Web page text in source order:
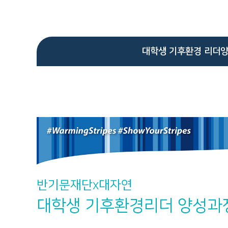
대학생 기후환경 리더
반기문재단x대자연
대학생 기후환경리더 양성과